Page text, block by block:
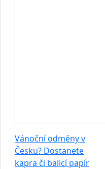
Vánoční odměny v
Česku? Dostanete
kapra či balicí papír